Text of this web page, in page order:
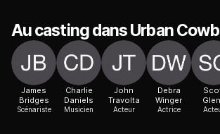
Au casting dans Urban
James
Bridges
Scénariste
Charlie
Daniels
Musicien
John
Travolta
Acteur
Debra
Winger
Actrice